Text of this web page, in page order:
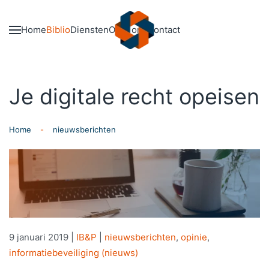
Skip to main content
HomeBiblioDienstenOver onsContact
Je digitale recht opeisen
Home nieuwsberichten
9 januari 2019 IB&P nieuwsberichten, opinie,
informatiebeveiliging (nieuws)